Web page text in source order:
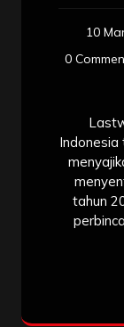
10
0
Indonesia
tahun